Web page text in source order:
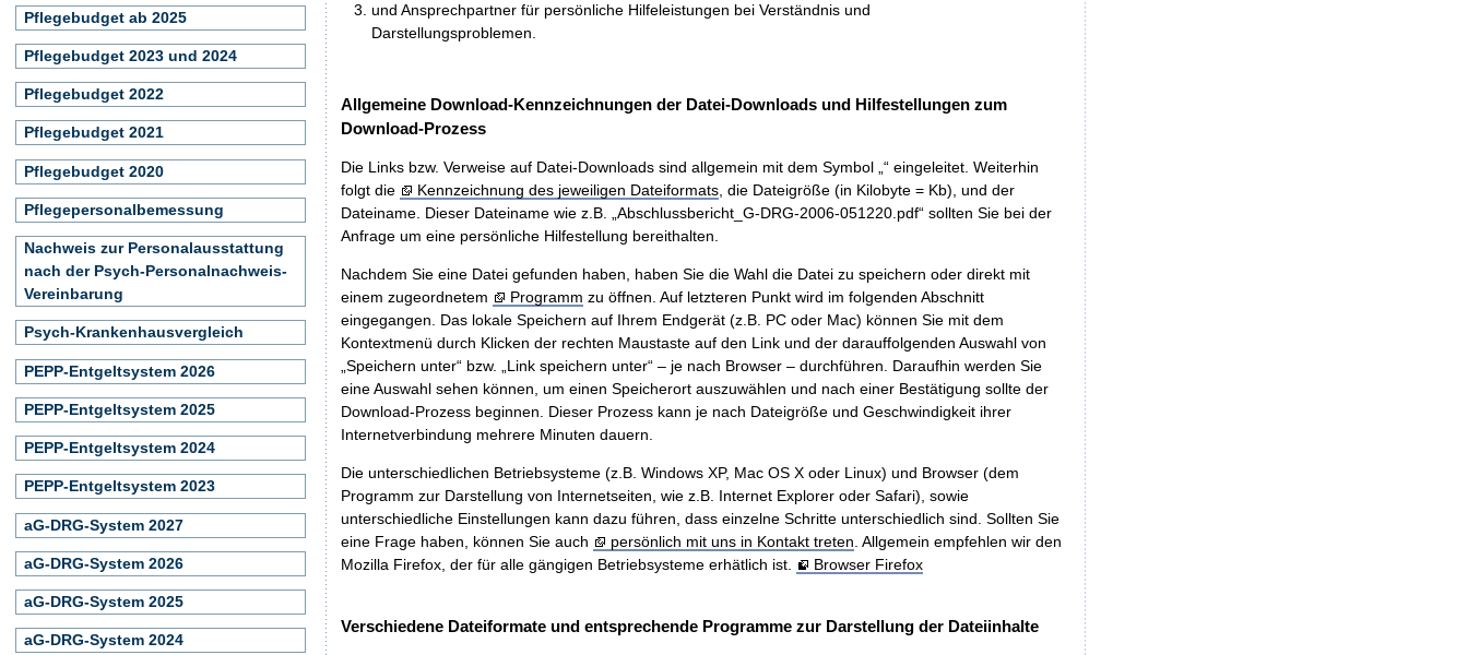
und Ansprechpartner für persönliche Hilfeleistungen bei Verständnis und
Darstellungsproblemen.
Allgemeine Download-Kennzeichnungen der Datei-Downloads und Hilfestellungen zum
Download-Prozess
Die Links bzw. Verweise auf Datei-Downloads sind allgemein mit dem Symbol „“ eingeleitet. Weiterhin
folgt die
Kennzeichnung des jeweiligen Dateiformats, die Dateigröße (in Kilobyte = Kb), und der
Dateiname. Dieser Dateiname wie z.B. „Abschlussbericht_G-DRG-2006-051220.pdf“ sollten Sie bei der
Anfrage um eine persönliche Hilfestellung bereithalten.
Nachdem Sie eine Datei gefunden haben, haben Sie die Wahl die Datei zu speichern oder direkt mit
einem zugeordnetem
Programm zu öffnen. Auf letzteren Punkt wird im folgenden Abschnitt
eingegangen. Das lokale Speichern auf Ihrem Endgerät (z.B. PC oder Mac) können Sie mit dem
Kontextmenü durch Klicken der rechten Maustaste auf den Link und der darauffolgenden Auswahl von
„Speichern unter“ bzw. „Link speichern unter“ – je nach Browser – durchführen. Daraufhin werden Sie
eine Auswahl sehen können, um einen Speicherort auszuwählen und nach einer Bestätigung sollte der
Download-Prozess beginnen. Dieser Prozess kann je nach Dateigröße und Geschwindigkeit ihrer
Internetverbindung mehrere Minuten dauern.
Die unterschiedlichen Betriebsysteme (z.B. Windows XP, Mac OS X oder Linux) und Browser (dem
Programm zur Darstellung von Internetseiten, wie z.B. Internet Explorer oder Safari), sowie
unterschiedliche Einstellungen kann dazu führen, dass einzelne Schritte unterschiedlich sind. Sollten Sie
eine Frage haben, können Sie auch
persönlich mit uns in Kontakt treten . Allgemein empfehlen wir den
Mozilla Firefox, der für alle gängigen Betriebsysteme erhätlich ist.
Browser Firefox
Verschiedene Dateiformate und entsprechende Programme zur Darstellung der Dateiinhalte
Pflegebudget ab 2025
Pflegebudget 2023 und 2024
Pflegebudget 2022
Pflegebudget 2021
Pflegebudget 2020
Pflegepersonalbemessung
Nachweis zur Personalausstattung
nach der Psych-Personalnachweis-
Vereinbarung
Psych-Krankenhausvergleich
PEPP-Entgeltsystem 2026
PEPP-Entgeltsystem 2025
PEPP-Entgeltsystem 2024
PEPP-Entgeltsystem 2023
aG-DRG-System 2027
aG-DRG-System 2026
aG-DRG-System 2025
aG-DRG-System 2024